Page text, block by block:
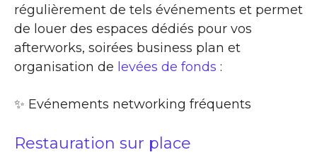
régulièrement de tels événements et permet
de louer des espaces dédiés pour vos
afterworks, soirées business plan et
organisation de levées de fonds :
✨​ Evénements networking fréquents
Restauration sur place